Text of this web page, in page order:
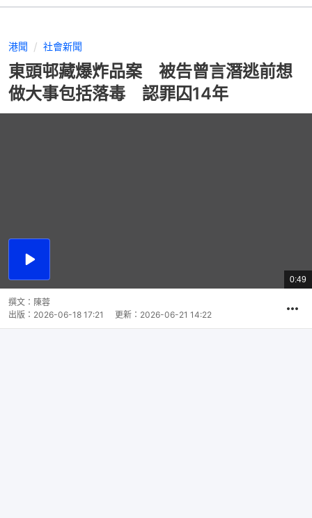
港聞 社會新聞
東頭邨藏爆炸品案 被告曾言潛逃前想
做大事包括落毒 認罪囚14年
播
總
共
0:49
撰文： 陳蓉
出版： 2026-06-18 17:21 更新： 2026-06-21 14:22